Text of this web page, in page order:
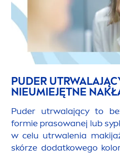
PUDER
NIEUMIEJĘTNE
Puder utrwalający to
formie prasowanej lub
w celu utrwalenia
skórze dodatkowego